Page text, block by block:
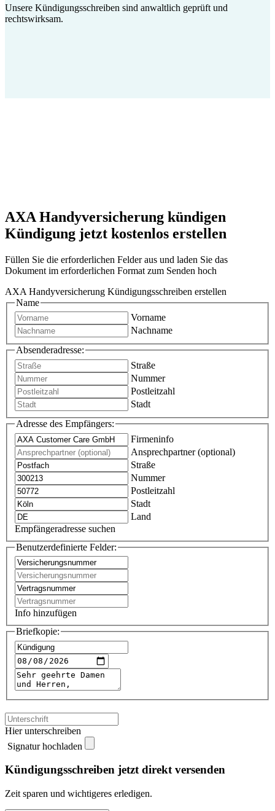
Unsere Kündigungsschreiben sind anwaltlich geprüft und
rechtswirksam.
AXA Handyversicherung kündigen
Kündigung jetzt kostenlos erstellen
Füllen Sie die erforderlichen Felder aus und laden Sie das
Dokument im erforderlichen Format zum Senden hoch
AXA Handyversicherung Kündigungsschreiben erstellen
Name
Vorname
Nachname
Absenderadresse:
Straße
Nummer
Postleitzahl
Stadt
Adresse des Empfängers:
Firmeninfo
Ansprechpartner (optional)
Straße
Nummer
Postleitzahl
Stadt
Land
Empfängeradresse suchen
Benutzerdefinierte Felder:
Info hinzufügen
Briefkopie:
Hier unterschreiben
Signatur hochladen
Kündigungsschreiben jetzt direkt versenden
Zeit sparen und wichtigeres erledigen.